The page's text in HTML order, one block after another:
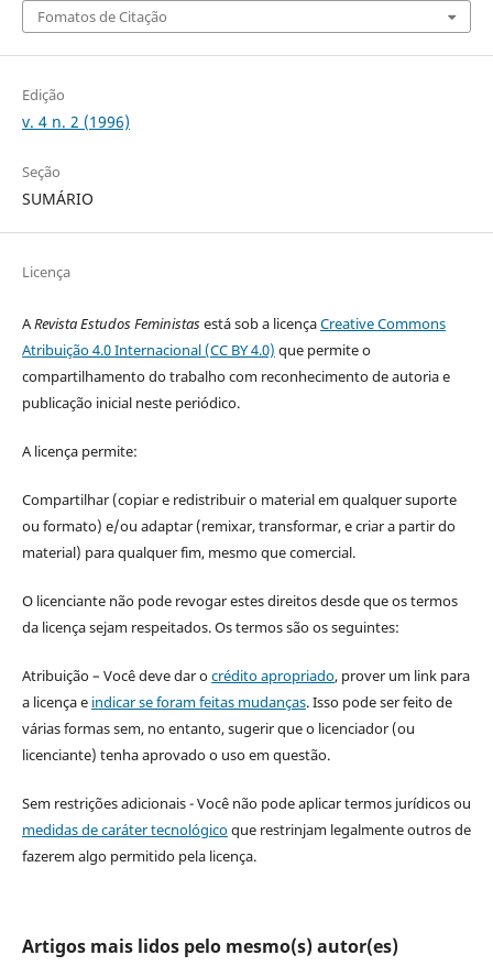
Fomatos de Citação
Edição
v. 4 n. 2 (1996)
Seção
SUMÁRIO
Licença
ARevista Estudos Feministasestá sob a licençaCreative Commons
Atribuição 4.0 Internacional (CC BY 4.0) que permite o
compartilhamento do trabalho com reconhecimento de autoria e
publicação inicial neste periódico.
A licença permite:
Compartilhar (copiar e redistribuir o material em qualquer suporte
ou formato) e/ou adaptar (remixar, transformar, e criar a partir do
material) para qualquer fim, mesmo que comercial.
O licenciante não pode revogar estes direitos desde que os termos
da licença sejam respeitados. Os termos são os seguintes:
Atribuição – Você deve dar ocrédito apropriado, prover um link para
a licença e indicar se foram feitas mudanças. Isso pode ser feito de
várias formas sem, no entanto, sugerir que o licenciador (ou
licenciante) tenha aprovado o uso em questão.
Sem restrições adicionais - Você não pode aplicar termos jurídicos ou
medidas de caráter tecnológicoque restrinjam legalmente outros de
fazerem algo permitido pela licença.
Artigos mais lidos pelo mesmo(s) autor(es)